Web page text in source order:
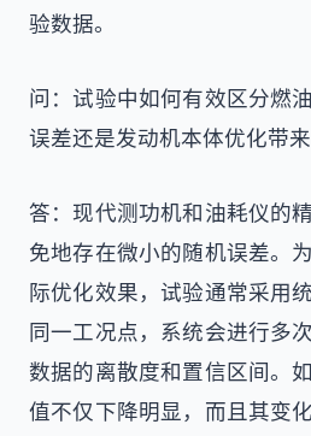
验数据。
问：试验中如何有效区分燃
误差还是发动机本体优化带来
答：现代测功机和油耗仪的
免地存在微小的随机误差。
际优化效果，试验通常采用
同一工况点，系统会进行多
数据的离散度和置信区间。
值不仅下降明显，而且其变